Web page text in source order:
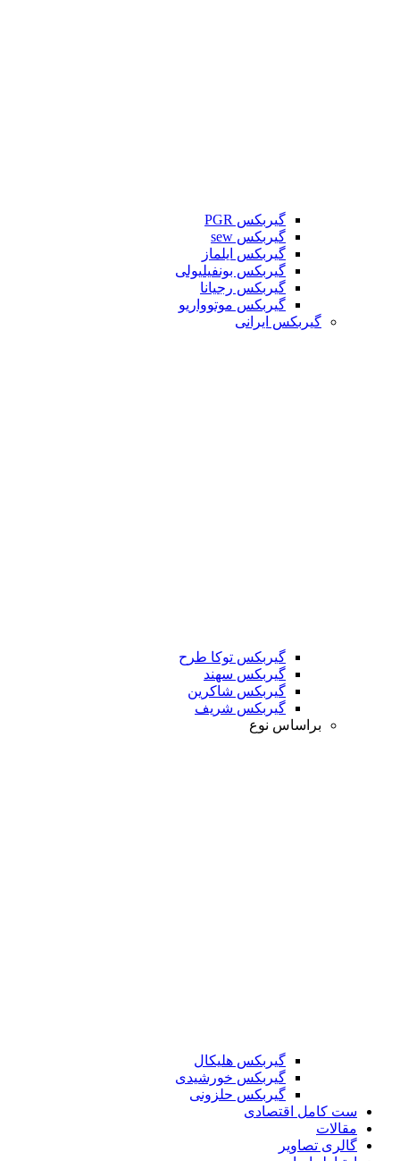
گیربکس PGR
گیربکس sew
گیربکس ایلماز
گیربکس بونفیلیولی
گیربکس رجیانا
گیربکس موتوواریو
گیربکس ایرانی
گیربکس توکا طرح
گیربکس سهند
گیربکس شاکرین
گیربکس شریف
براساس نوع
گیربکس هلیکال
گیربکس خورشیدی
گیربکس حلزونی
ست کامل اقتصادی
مقالات
گالری تصاویر